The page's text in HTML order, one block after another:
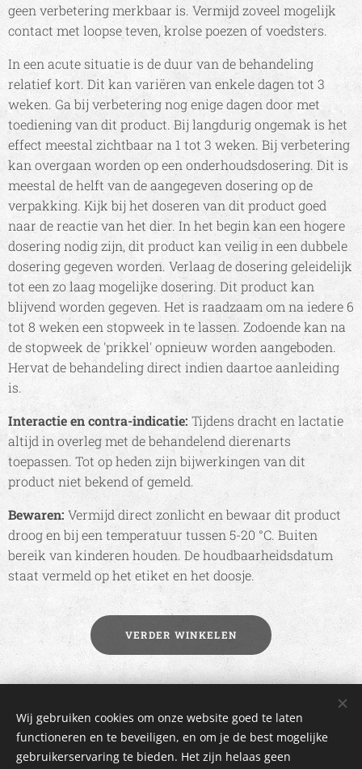
geen verbetering merkbaar is. Vermijd zoveel mogelijk
contact met loopse teven, krolse poezen of voedsters.
In een acute situatie is de duur van de behandeling
relatief kort. Dit kan variëren van enkele dagen tot 3
weken. Ga bij verbetering nog enige dagen door met
toediening van dit product. Bij langdurig ongemak is het
effect meestal zichtbaar na 1 tot 3 weken. Bij verbetering
kan overgaan worden op een onderhoudsdosering. Dit is
meestal de helft van de aangegeven dosering op de
verpakking. Kijk bij het doseren van dit product goed
naar de reactie van het dier. In het begin kan een hogere
dosering nodig zijn, dit product kan veilig in een dubbele
dosering gegeven worden. Verlaag de dosering geleidelijk
tot een zo laag mogelijke dosering. Dit product kan
blijvend worden gegeven. Het is raadzaam om na iedere 6
tot 8 weken een stopweek in te lassen. Zodoende kan na
de stopweek de 'prikkel' opnieuw worden aangeboden.
Hervat de behandeling direct indien daartoe aanleiding
is.
Interactie en contra-indicatie: Tijdens dracht en lactatie
altijd in overleg met de behandelend dierenarts
toepassen. Tot op heden zijn bijwerkingen van dit
product niet bekend of gemeld.
Bewaren: Vermijd direct zonlicht en bewaar dit product
droog en bij een temperatuur tussen 5-20 °C. Buiten
bereik van kinderen houden. De houdbaarheidsdatum
staat vermeld op het etiket en het doosje.
VERDER WINKELEN
2017 IdyIlse | Alle rechten voorbehouden |Algemene voorwaarden
| Mogelijk gemaakt door Webnode
Cookies
Wij gebruiken cookies om onze website goed te laten
functioneren en te beveiligen, en om je de best mogelijke
gebruikerservaring te bieden. Het zijn helaas geen